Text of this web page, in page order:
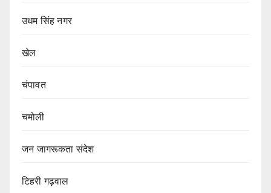
उधम सिंह नगर
खेल
चंपावत
चमोली
जन जागरूकता संदेश
टिहरी गढ़वाल